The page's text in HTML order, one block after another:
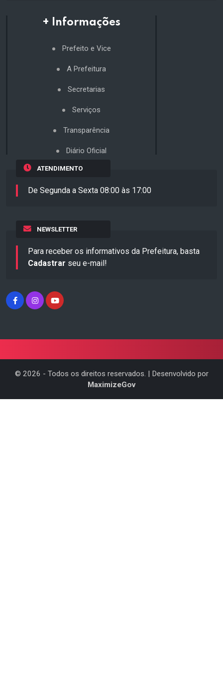
+ Informações
Prefeito e Vice
A Prefeitura
Secretarias
Serviços
Transparência
Diário Oficial
ATENDIMENTO
De Segunda a Sexta 08:00 às 17:00
NEWSLETTER
Para receber os informativos da Prefeitura, basta
Cadastrar seu e-mail!
© 2026 - Todos os direitos reservados. | Desenvolvido por
MaximizeGov